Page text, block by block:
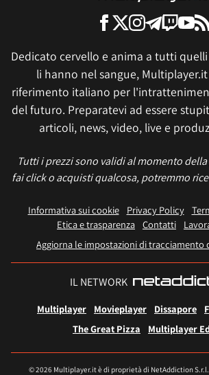
Dedicato cervello e anima a tutti
li hanno nel sangue,
riferimento italiano per
del futuro. Preparatevi ad essere
articoli, news, video, live e
Tutti i prezzi sono validi al momento
fai click o acquisti qualcosa, potremmo
Informativa sui cookie Privacy Policy
Etica e trasparenza Contatti
Aggiorna le impostazioni di
IL NETWORK
Multiplayer Movieplayer Dissapore
The Great Pizza
Multiplayer
© 2026 Multiplayer.it è di proprietà di NetAddiction S.r.l.